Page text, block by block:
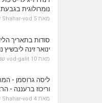
נומרולוגית
מאת Shahar-vod 5 שנים
סודות בתאריך
ינואר זינה ליבשיץ
מאת vod-galit 10 שנים
ליסה גרוסמן -
וריכוז ברעננה -
מאת Shahar-vod 4 שנים